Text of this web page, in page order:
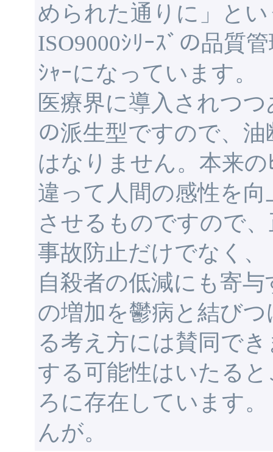
められた通りに」と
ISO9000ｼﾘｰｽﾞの品質
ｼｬｰになっています。
医療界に導入されつつ
の派生型ですので、油
はなりません。本来の
違って人間の感性を向
させるものですので
事故防止だけでなく、
自殺者の低減にも寄
の増加を鬱病と結びつ
る考え方には賛同で
する可能性はいたると
ろに存在しています
んが。